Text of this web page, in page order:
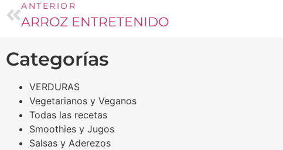
ANTERIOR
ARROZ ENTRETENIDO
Categorías
VERDURAS
Vegetarianos y Veganos
Todas las recetas
Smoothies y Jugos
Salsas y Aderezos